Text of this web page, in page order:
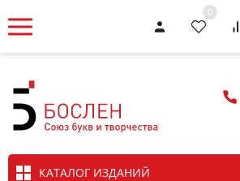
0
КАТАЛОГ ИЗДАНИЙ